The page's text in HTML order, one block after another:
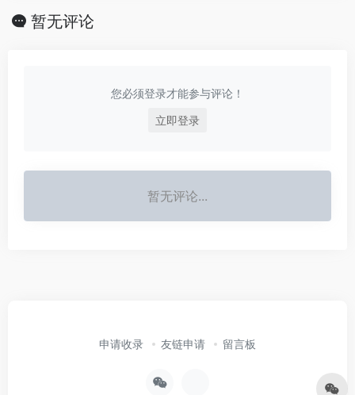
暂无评论
您必须登录才能参与评论！
立即登录
暂无评论...
申请收录 友链申请 留言板